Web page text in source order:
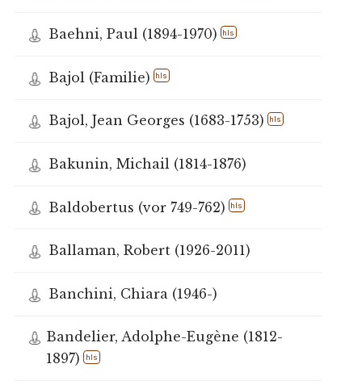
Baehni, Paul (1894-1970) hls
Bajol (Familie) hls
Bajol, Jean Georges (1683-1753) hls
Bakunin, Michail (1814-1876)
Baldobertus (vor 749-762) hls
Ballaman, Robert (1926-2011)
Banchini, Chiara (1946-)
Bandelier, Adolphe-Eugène (1812-
1897)
hls